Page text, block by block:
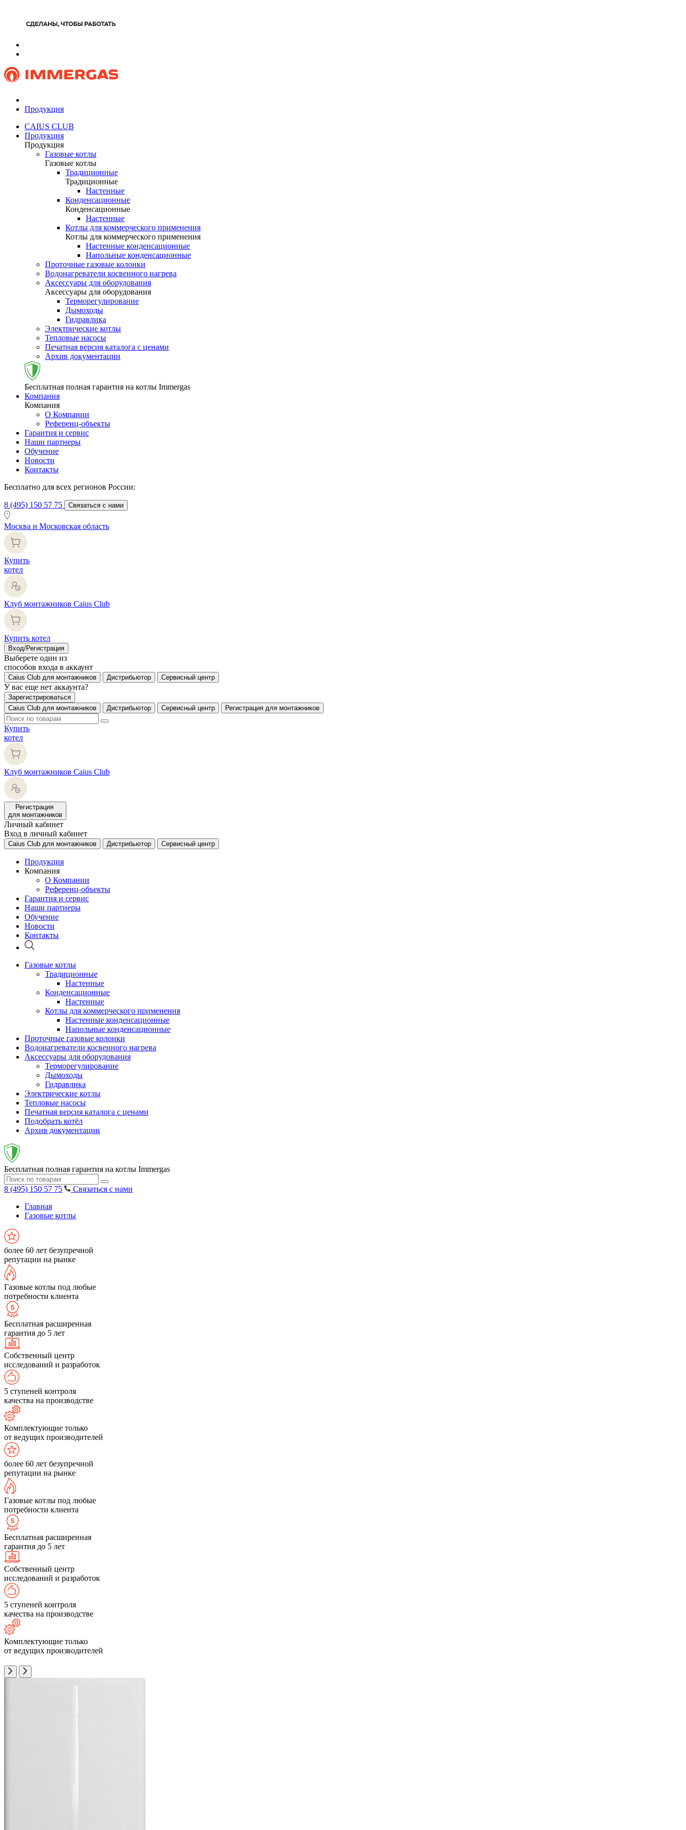
Продукция
CAIUS CLUB
Продукция
Продукция
Газовые котлы
Газовые котлы
Традиционные
Традиционные
Настенные
Конденсационные
Конденсационные
Настенные
Котлы для коммерческого применения
Котлы для коммерческого применения
Настенные конденсационные
Напольные конденсационные
Проточные газовые колонки
Водонагреватели косвенного нагрева
Аксессуары для оборудования
Аксессуары для оборудования
Терморегулирование
Дымоходы
Гидравлика
Электрические котлы
Тепловые насосы
Печатная версия каталога с ценами
Архив документации
Бесплатная полная гарантия на котлы Immergas
Компания
Компания
О Компании
Референц-объекты
Гарантия и сервис
Наши партнеры
Обучение
Новости
Контакты
Бесплатно для всех регионов России:
8 (495) 150 57 75 Связаться с нами
Москва и Московская область
Купить
котел
Клуб монтажников Caius Club
Купить котел
Вход/Регистрация
Выберете один из
способов входа в аккаунт
Caius Club для монтажников Дистрибьютор Сервисный центр
У вас еще нет аккаунта?
Зарегистрироваться
Caius Club для монтажников
Дистрибьютор Сервисный центр Регистрация для монтажников
Купить
котел
Клуб монтажников Caius Club
Регистрация
для монтажников
Личный кабинет
Вход в личный кабинет
Caius Club для монтажников Дистрибьютор Сервисный центр
Продукция
Компания
О Компании
Референц-объекты
Гарантия и сервис
Наши партнеры
Обучение
Новости
Контакты
Газовые котлы
Традиционные
Настенные
Конденсационные
Настенные
Котлы для коммерческого применения
Настенные конденсационные
Напольные конденсационные
Проточные газовые колонки
Водонагреватели косвенного нагрева
Аксессуары для оборудования
Терморегулирование
Дымоходы
Гидравлика
Электрические котлы
Тепловые насосы
Печатная версия каталога с ценами
Подобрать котёл
Архив документации
Бесплатная полная гарантия на котлы Immergas
8 (495) 150 57 75
Связаться с нами
Главная
Газовые котлы
более 60 лет безупречной
репутации на рынке
Газовые котлы под любые
потребности клиента
Бесплатная расширенная
гарантия до 5 лет
Собственный центр
исследований и разработок
5 ступеней контроля
качества на производстве
Комплектующие только
от ведущих производителей
более 60 лет безупречной
репутации на рынке
Газовые котлы под любые
потребности клиента
Бесплатная расширенная
гарантия до 5 лет
Собственный центр
исследований и разработок
5 ступеней контроля
качества на производстве
Комплектующие только
от ведущих производителей